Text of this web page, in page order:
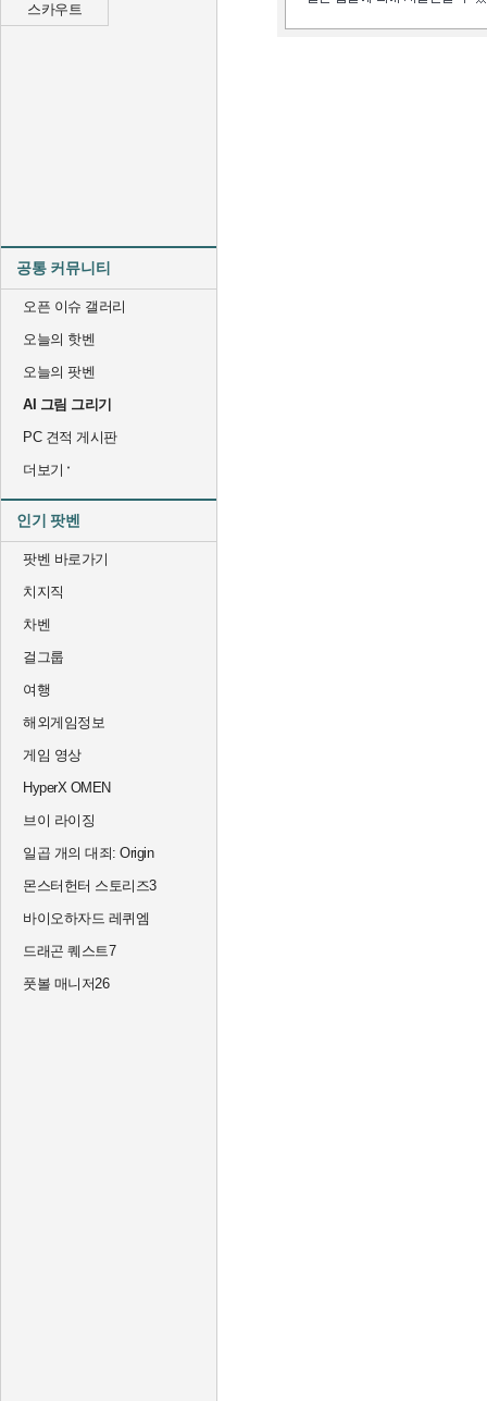
스카우트
공통 커뮤니티
오픈 이슈 갤러리
오늘의 핫벤
오늘의 팟벤
AI 그림 그리기
PC 견적 게시판
더보기
인기 팟벤
팟벤 바로가기
치지직
차벤
걸그룹
여행
해외게임정보
게임 영상
HyperX OMEN
브이 라이징
일곱 개의 대죄: Origin
몬스터헌터 스토리즈3
바이오하자드 레퀴엠
드래곤 퀘스트7
풋볼 매니저26